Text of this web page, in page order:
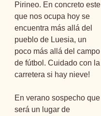
Pirineo. En concreto este
que nos ocupa hoy se
encuentra más allá del
pueblo de Luesia, un
poco más allá del campo
de fútbol. Cuidado con la
carretera si hay nieve!
En verano sospecho que
será un lugar de